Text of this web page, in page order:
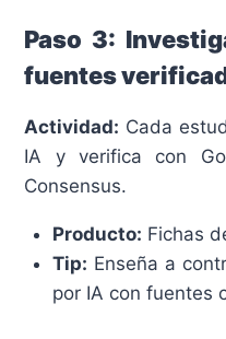
Paso 3:
fuentes
Actividad: Cada
IA y verifica con
Consensus.
Producto: Fichas
Tip: Enseña a
por IA con fuentes